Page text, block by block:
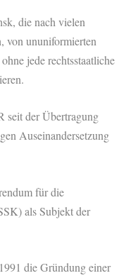
die nach vielen
von ununiformierten
jede rechtsstaatliche
seit der Übertragung
Auseinandersetzung
für die
als Subjekt der
die Gründung einer